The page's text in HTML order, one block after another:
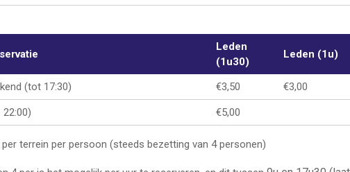
Leden
(1u30)
Leden (1u)
(tot 17:30) €3,50 €3,00
22:00) €5,00
terrein per persoon (steeds bezetting van 4 personen)